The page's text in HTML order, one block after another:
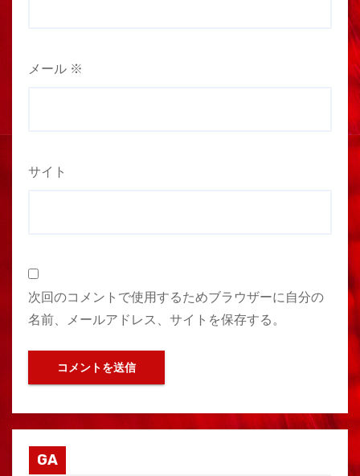
メール ※
サイト
次回のコメントで使用するためブラウザーに自分の
名前、メールアドレス、サイトを保存する。
GA